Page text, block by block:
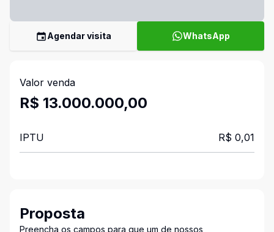
Agendar visita WhatsApp
Valor venda
R$ 13.000.000,00
IPTU R$ 0,01
Proposta
Preencha os campos para que um de nossos